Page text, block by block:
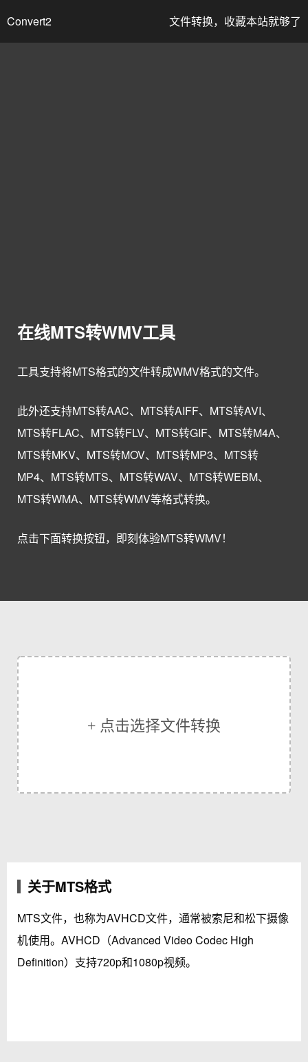
Convert2 文件转换，收藏本站就够了
在线MTS转WMV工具
工具支持将MTS格式的文件转成WMV格式的文件。
此外还支持MTS转AAC、MTS转AIFF、MTS转AVI、
MTS转FLAC、MTS转FLV、MTS转GIF、MTS转M4A、
MTS转MKV、MTS转MOV、MTS转MP3、MTS转
MP4、MTS转MTS、MTS转WAV、MTS转WEBM、
MTS转WMA、MTS转WMV等格式转换。
点击下面转换按钮，即刻体验MTS转WMV！
+ 点击选择文件转换
关于MTS格式
MTS文件，也称为AVHCD文件，通常被索尼和松下摄像
机使用。AVHCD（Advanced Video Codec High
Definition）支持720p和1080p视频。